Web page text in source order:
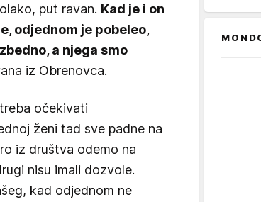
put ravan. Kad je i on
odjednom je pobeleo,
a njega smo
iz Obrenovca.
očekivati
ženi tad sve padne na
iz društva odemo na
nisu imali dozvole.
kad odjednom ne